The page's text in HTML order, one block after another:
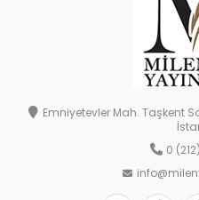
Emniyetevler Mah. Taşkent
0